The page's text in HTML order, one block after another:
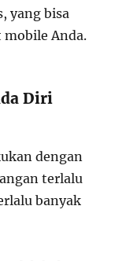
yang bisa
mobile Anda.
Diri
dengan
terlalu
banyak